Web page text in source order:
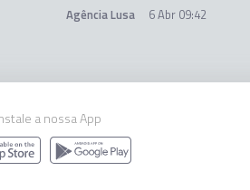
Agência Lusa 6 Abr 09:42
a nossa App